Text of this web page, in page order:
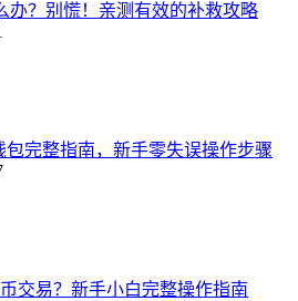
办？别慌！亲测有效的补救攻略
包完整指南，新手零失误操作步骤
交易？新手小白完整操作指南